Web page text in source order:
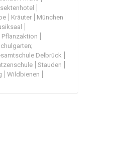
Kräuter
München
Pflanzaktion
Delbrück
Stauden
Wildbienen